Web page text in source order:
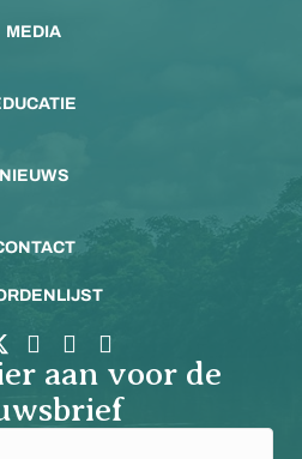
MEDIA
NIEUWS
aan voor de